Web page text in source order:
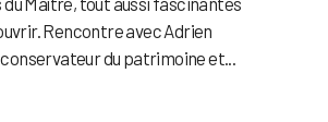
Rencontre avec Adrien
du patrimoine et...